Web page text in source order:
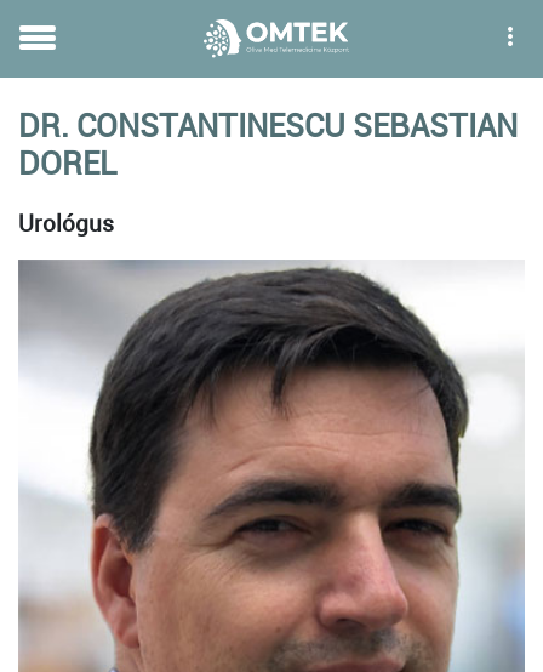
DR. CONSTANTINESCU SEBASTIAN
DOREL
Urológus